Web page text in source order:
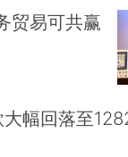
贸易可共赢
幅回落至